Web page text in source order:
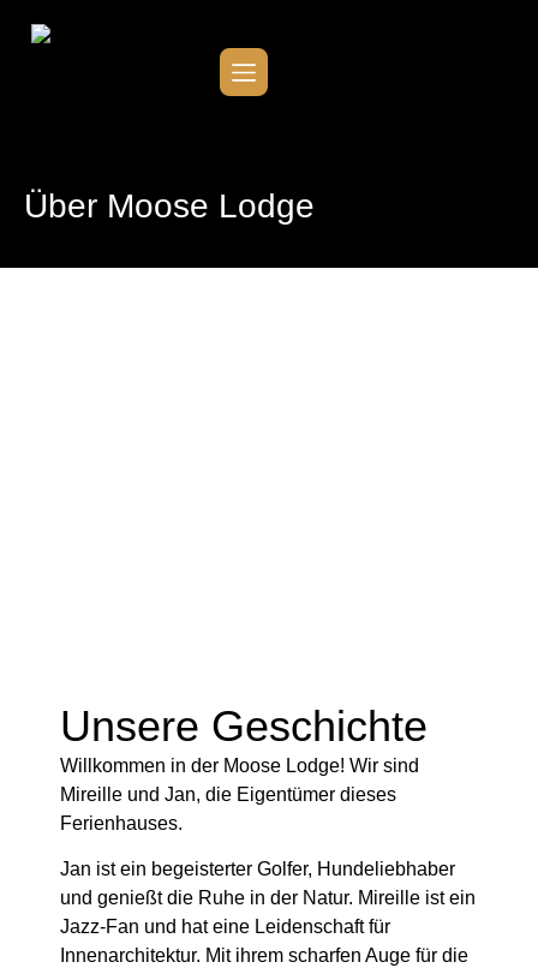
Über Moose Lodge
Unsere Geschichte
Willkommen in der Moose Lodge! Wir sind
Mireille und Jan, die Eigentümer dieses
Ferienhauses.
Jan ist ein begeisterter Golfer, Hundeliebhaber
und genießt die Ruhe in der Natur. Mireille ist ein
Jazz-Fan und hat eine Leidenschaft für
Innenarchitektur. Mit ihrem scharfen Auge für die